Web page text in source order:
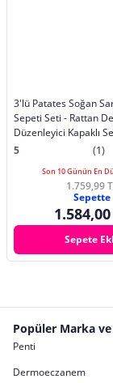
3'lü Patates Soğan
Sepeti Seti - Rattan
Düzenleyici Kapaklı
Soğanlık Set
5 (1)
Son 10 Günün En
1.759,99
Sepette
Sepete
Popüler Marka
Penti
Dermoeczanem